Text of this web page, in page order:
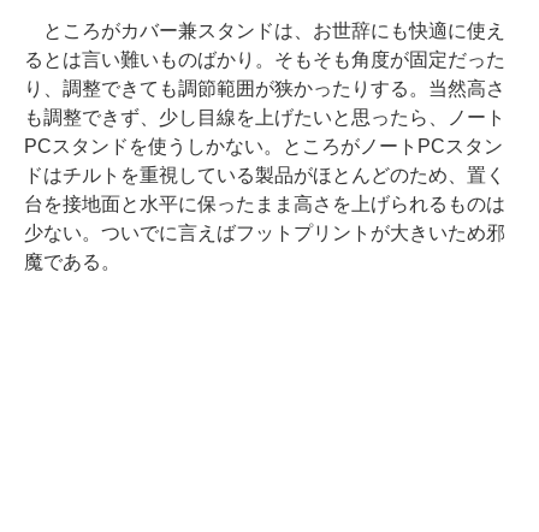
ところがカバー兼スタンドは、お世辞にも快適に使え
るとは言い難いものばかり。そもそも角度が固定だった
り、調整できても調節範囲が狭かったりする。当然高さ
も調整できず、少し目線を上げたいと思ったら、ノート
PCスタンドを使うしかない。ところがノートPCスタン
ドはチルトを重視している製品がほとんどのため、置く
台を接地面と水平に保ったまま高さを上げられるものは
少ない。ついでに言えばフットプリントが大きいため邪
魔である。